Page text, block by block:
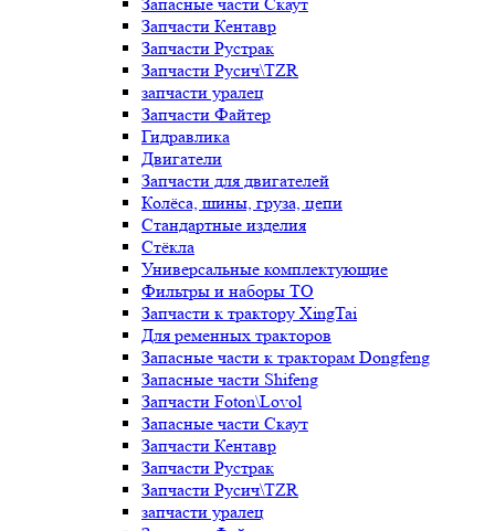
Запчасти Кентавр
Запчасти Рустрак
Запчасти Русич\TZR
запчасти уралец
Запчасти Файтер
Гидравлика
Двигатели
Запчасти для двигателей
Колёса, шины, груза, цепи
Стандартные изделия
Стёкла
Универсальные комплектующие
Фильтры и наборы ТО
Запчасти к трактору XingTai
Для ременных тракторов
Запасные части к тракторам Dongfeng
Запасные части Shifeng
Запчасти Foton\Lovol
Запасные части Скаут
Запчасти Кентавр
Запчасти Рустрак
Запчасти Русич\TZR
запчасти уралец